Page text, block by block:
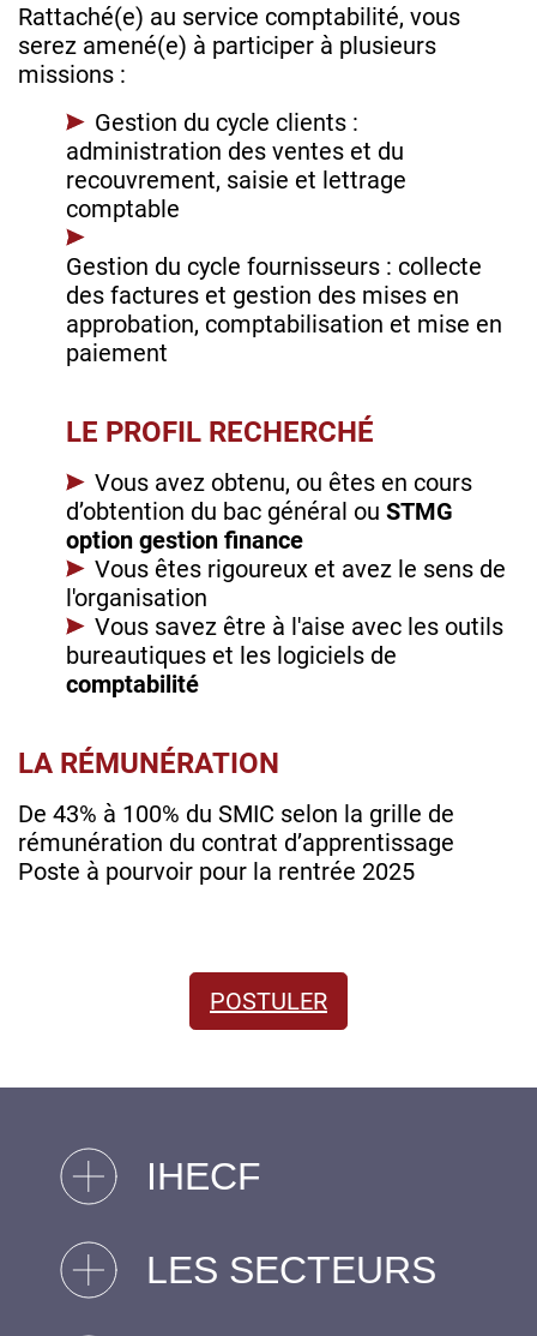
Rattaché(e) au service comptabilité, vous
serez amené(e) à participer à plusieurs
missions :
Gestion du cycle clients :
administration des ventes et du
recouvrement, saisie et lettrage
comptable
Gestion du cycle fournisseurs : collecte
des factures et gestion des mises en
approbation, comptabilisation et mise en
paiement
LE PROFIL RECHERCHÉ
Vous avez obtenu, ou êtes en cours
d’obtention du bac général ou STMG
option gestion finance
Vous êtes rigoureux et avez le sens de
l'organisation
Vous savez être à l'aise avec les outils
bureautiques et les logiciels de
comptabilité
LA RÉMUNÉRATION
De 43% à 100% du SMIC selon la grille de
rémunération du contrat d’apprentissage
Poste à pourvoir pour la rentrée 2025
POSTULER
IHECF
LES SECTEURS